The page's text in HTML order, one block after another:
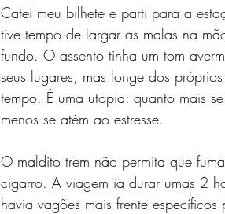
Catei meu bilhete e parti para a
tive tempo de largar as malas na
fundo. O assento tinha um tom
seus lugares, mas longe dos
tempo. É uma utopia: quanto mais
menos se atém ao estresse.
O maldito trem não permita que
cigarro. A viagem ia durar umas 2
havia vagões mais frente específicos